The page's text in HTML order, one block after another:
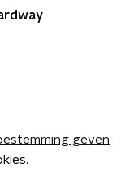
geven